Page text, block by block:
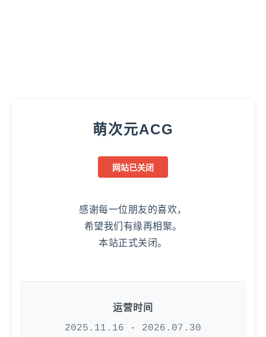
萌次元ACG
网站已关闭
感谢每一位朋友的喜欢，
希望我们有缘再相聚。
本站正式关闭。
运营时间
2025.11.16 - 2026.07.30